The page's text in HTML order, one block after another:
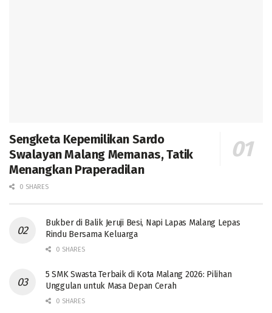
Sengketa Kepemilikan Sardo
Swalayan Malang Memanas, Tatik
Menangkan Praperadilan
0 SHARES
Bukber di Balik Jeruji Besi, Napi Lapas Malang Lepas
Rindu Bersama Keluarga
0 SHARES
5 SMK Swasta Terbaik di Kota Malang 2026: Pilihan
Unggulan untuk Masa Depan Cerah
0 SHARES